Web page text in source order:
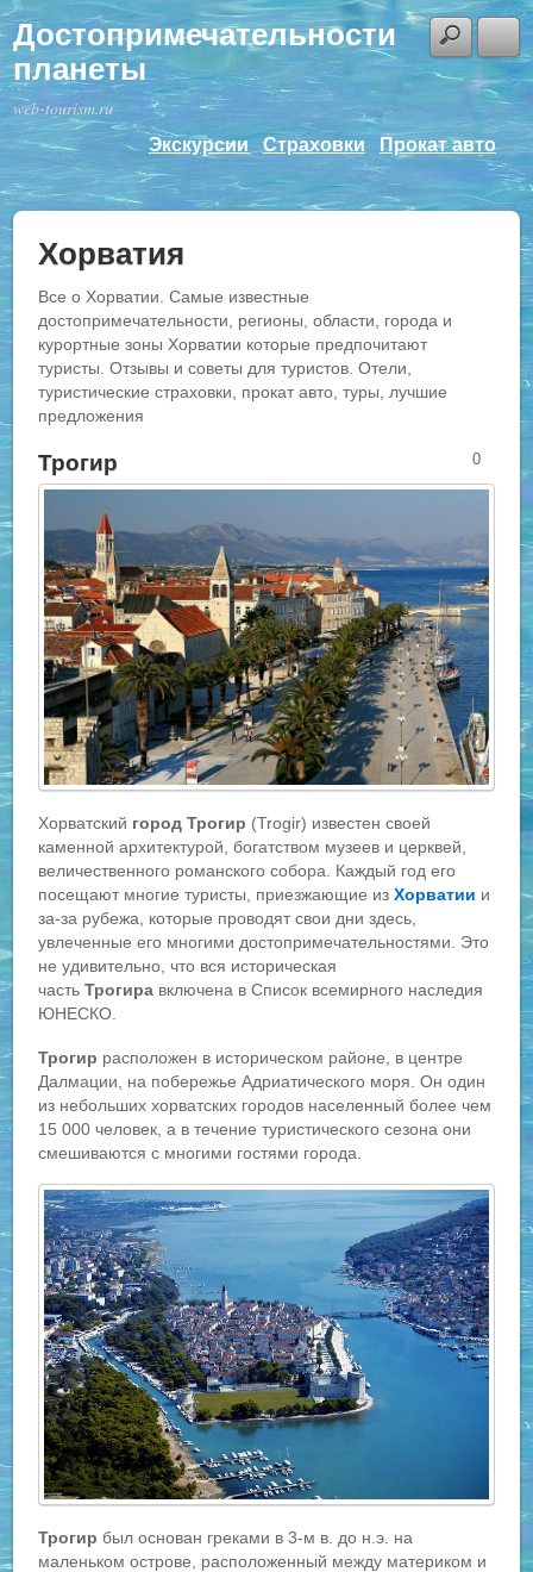
Достопримечательности
планеты
web-tourism.ru
Экскурсии Страховки Прокат авто
Хорватия
Все о Хорватии. Самые известные
достопримечательности, регионы, области, города и
курортные зоны Хорватии которые предпочитают
туристы. Отзывы и советы для туристов. Отели,
туристические страховки, прокат авто, туры, лучшие
предложения
Трогир
Хорватский город Трогир (Trogir) известен своей
каменной архитектурой, богатством музеев и церквей,
величественного романского собора. Каждый год его
посещают многие туристы, приезжающие изХорватии и
за-за рубежа, которые проводят свои дни здесь,
увлеченные его многими достопримечательностями. Это
не удивительно, что вся историческая
частьТрогира включена в Список всемирного наследия
ЮНЕСКО.
Трогир расположен в историческом районе, в центре
Далмации, на побережье Адриатического моря. Он один
из небольших хорватских городов населенный более чем
15 000 человек, а в течение туристического сезона они
смешиваются с многими гостями города.
Трогир был основан греками в 3-м в. до н.э. на
маленьком острове, расположенный между материком и
0